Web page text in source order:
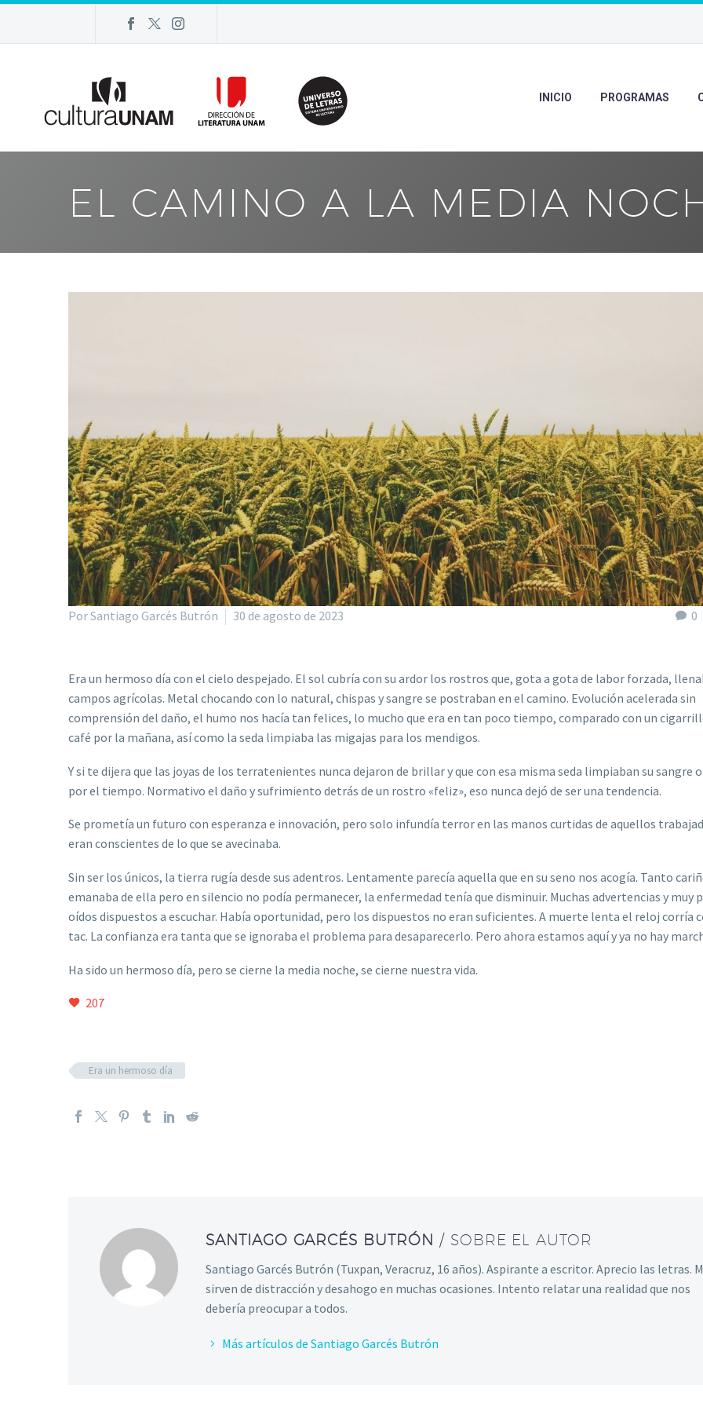
INICIO PROGRAMAS
EL CAMINO A LA MEDIA
0
Por Santiago Garcés Butrón 30 de agosto de 2023
Era un hermoso día con el cielo despejado. El sol cubría con su ardor los rostros que, gota a gota de labor forzada,
campos agrícolas. Metal chocando con lo natural, chispas y sangre se postraban en el camino. Evolución acelerada sin
comprensión del daño, el humo nos hacía tan felices, lo mucho que era en tan poco tiempo, comparado con un
café por la mañana, así como la seda limpiaba las migajas para los mendigos.
Y si te dijera que las joyas de los terratenientes nunca dejaron de brillar y que con esa misma seda limpiaban su sangre
por el tiempo. Normativo el daño y sufrimiento detrás de un rostro «feliz», eso nunca dejó de ser una tendencia.
Se prometía un futuro con esperanza e innovación, pero solo infundía terror en las manos curtidas de aquellos
eran conscientes de lo que se avecinaba.
Sin ser los únicos, la tierra rugía desde sus adentros. Lentamente parecía aquella que en su seno nos acogía. Tanto cari
emanaba de ella pero en silencio no podía permanecer, la enfermedad tenía que disminuir. Muchas advertencias y muy
oídos dispuestos a escuchar. Había oportunidad, pero los dispuestos no eran suficientes. A muerte lenta el reloj corría
tac. La confianza era tanta que se ignoraba el problema para desaparecerlo. Pero ahora estamos aquí y ya no hay
Ha sido un hermoso día, pero se cierne la media noche, se cierne nuestra vida.
207
Era un hermoso día
SANTIAGO GARCÉS BUTRÓN / SOBRE EL AUTOR
Santiago Garcés Butrón (Tuxpan, Veracruz, 16 años). Aspirante a escritor. Aprecio las letras.
sirven de distracción y desahogo en muchas ocasiones. Intento relatar una realidad que nos
debería preocupar a todos.
Más artículos de Santiago Garcés Butrón